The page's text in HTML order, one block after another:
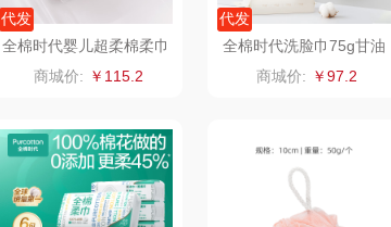
得力 润本（套装类） 浪莎
富安娜（包销款
1）
西屋（小家电） 渝情渝礼
云栖桦田 长寿花 百事食品
代发
全棉时代婴儿超柔棉柔巾
50g15X20cm80片/包6
包/袋
商城价: ￥115.2
代发
全棉时代洗脸巾75g甘油
乳霜，20*20cm,60片/包
3包
商城价: ￥97.2